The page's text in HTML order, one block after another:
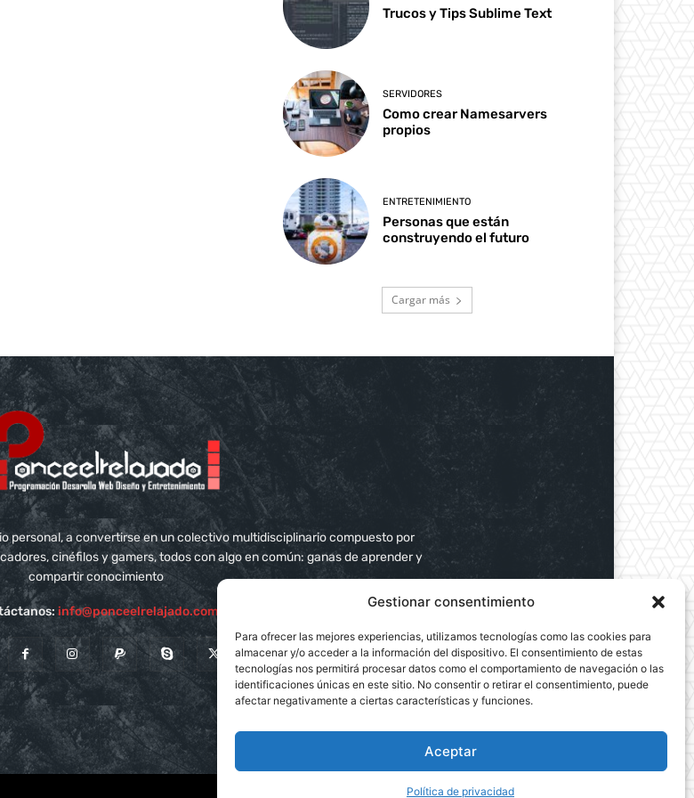
Gestionar consentimiento
Para ofrecer las mejores experiencias, utilizamos tecnologías como las cookies para
almacenar y/o acceder a la información del dispositivo. El consentimiento de estas
tecnologías nos permitirá procesar datos como el comportamiento de navegación o las
identificaciones únicas en este sitio. No consentir o retirar el consentimiento, puede
afectar negativamente a ciertas características y funciones.
Aceptar
Política de privacidad
Trucos y Tips Sublime Text
SERVIDORES
Como crear Namesarvers
propios
ENTRETENIMIENTO
Personas que están
construyendo el futuro
Cargar más
personal, a convertirse en un colectivo multidisciplinario compuesto por
cinéfilos y gamers, todos con algo en común: ganas de aprender y
compartir conocimiento
info@ponceelrelajado.com